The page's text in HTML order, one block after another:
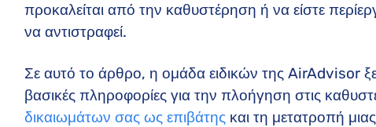
προκαλείται από την καθυστέρηση ή να είστε
να αντιστραφεί.
Σε αυτό το άρθρο, η ομάδα ειδικών της AirAdvisor
βασικές πληροφορίες για την πλοήγηση στις
δικαιωμάτων σας ως επιβάτης και τη μετατροπή